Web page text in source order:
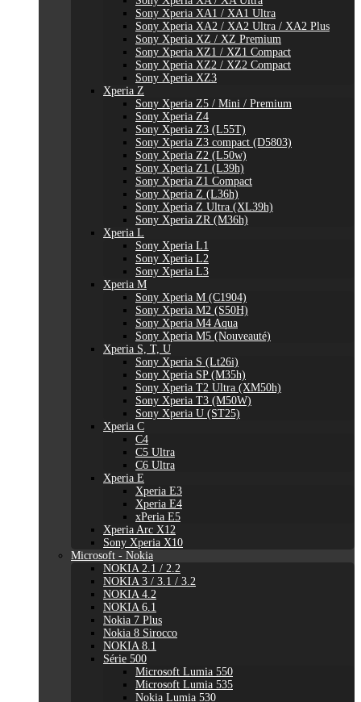
Sony Xperia XA1 / XA1 Ultra
Sony Xperia XA2 / XA2 Ultra / XA2 Plus
Sony Xperia XZ / XZ Premium
Sony Xperia XZ1 / XZ1 Compact
Sony Xperia XZ2 / XZ2 Compact
Sony Xperia XZ3
Xperia Z
Sony Xperia Z5 / Mini / Premium
Sony Xperia Z4
Sony Xperia Z3 (L55T)
Sony Xperia Z3 compact (D5803)
Sony Xperia Z2 (L50w)
Sony Xperia Z1 (L39h)
Sony Xperia Z1 Compact
Sony Xperia Z (L36h)
Sony Xperia Z Ultra (XL39h)
Sony Xperia ZR (M36h)
Xperia L
Sony Xperia L1
Sony Xperia L2
Sony Xperia L3
Xperia M
Sony Xperia M (C1904)
Sony Xperia M2 (S50H)
Sony Xperia M4 Aqua
Sony Xperia M5 (Nouveauté)
Xperia S, T, U
Sony Xperia S (Lt26i)
Sony Xperia SP (M35h)
Sony Xperia T2 Ultra (XM50h)
Sony Xperia T3 (M50W)
Sony Xperia U (ST25)
Xperia C
C4
C5 Ultra
C6 Ultra
Xperia E
Xperia E3
Xperia E4
xPeria E5
Xperia Arc X12
Sony Xperia X10
Microsoft - Nokia
NOKIA 2.1 / 2.2
NOKIA 3 / 3.1 / 3.2
NOKIA 4.2
NOKIA 6.1
Nokia 7 Plus
Nokia 8 Sirocco
NOKIA 8.1
Série 500
Microsoft Lumia 550
Microsoft Lumia 535
Nokia Lumia 530